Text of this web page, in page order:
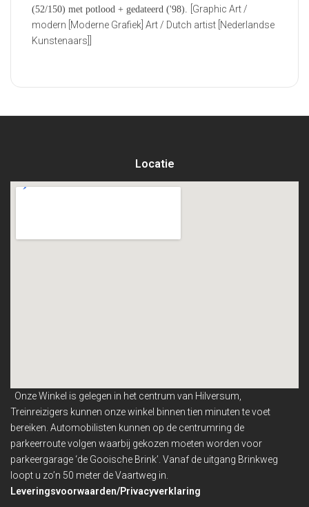
(52/150) met potlood + gedateerd ('98). [Graphic Art /
modern [Moderne Grafiek] Art / Dutch artist [Nederlandse
Kunstenaars]]
Locatie
Onze Winkel is gelegen in het centrum van Hilversum,
Treinreizigers kunnen onze winkel binnentien minuten te voet
bereiken. Automobilisten kunnen op de centrumring de
parkeerroute volgen waarbij gekozen moeten worden voor
parkeergarage ‘de Gooische Brink’. Vanaf de uitgang Brinkweg
loopt u zo’n 50 meter de Vaartweg in.
Leveringsvoorwaarden/Privacyverklaring